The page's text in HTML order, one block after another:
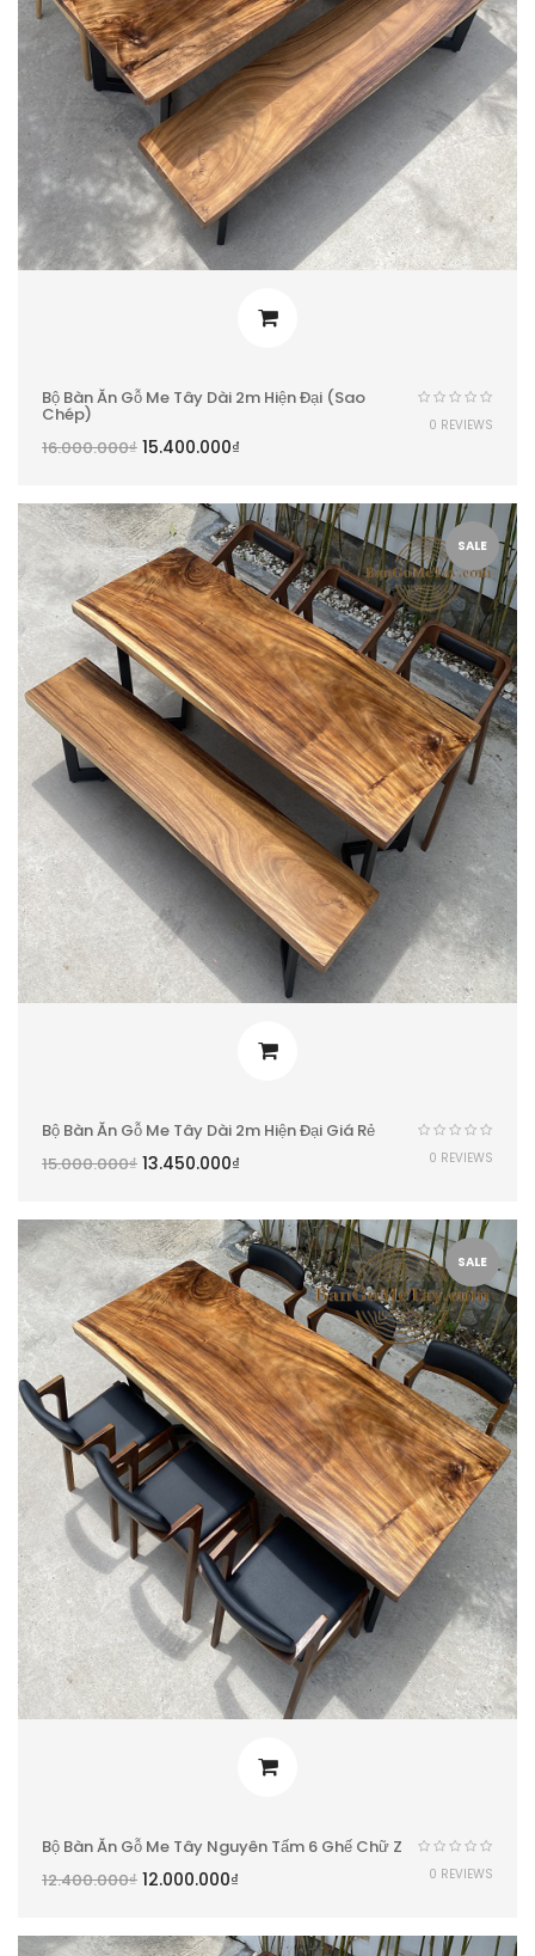
Bộ Bàn Ăn Gỗ Me Tây Dài 2m Hiện Đại (Sao
Chép)
16.000.000₫ 15.400.000₫
0 REVIEWS
SALE
Bộ Bàn Ăn Gỗ Me Tây Dài 2m Hiện Đại Giá Rẻ
15.000.000₫ 13.450.000₫ 0 REVIEWS
SALE
Bộ Bàn Ăn Gỗ Me Tây Nguyên Tấm 6 Ghế Chữ Z
12.400.000₫ 12.000.000₫ 0 REVIEWS